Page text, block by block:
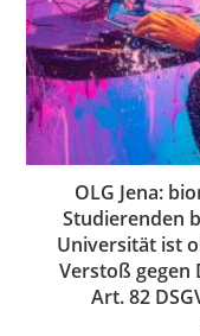
OLG Jena:
Studierenden
Universität ist
Verstoß gegen
Art. 82